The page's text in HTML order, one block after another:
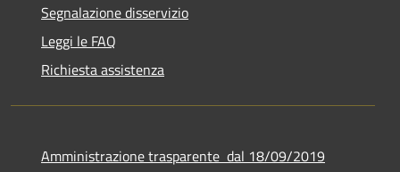
Segnalazione disservizio
Leggi le FAQ
Richiesta assistenza
Amministrazione trasparente dal 18/09/2019